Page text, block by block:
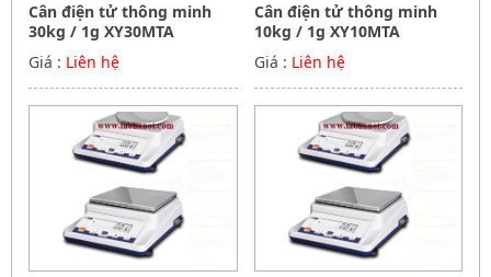
Cân điện tử thông minh
30kg / 1g XY30MTA
Giá : Liên hệ
Cân điện tử thông minh
10kg / 1g XY10MTA
Giá : Liên hệ